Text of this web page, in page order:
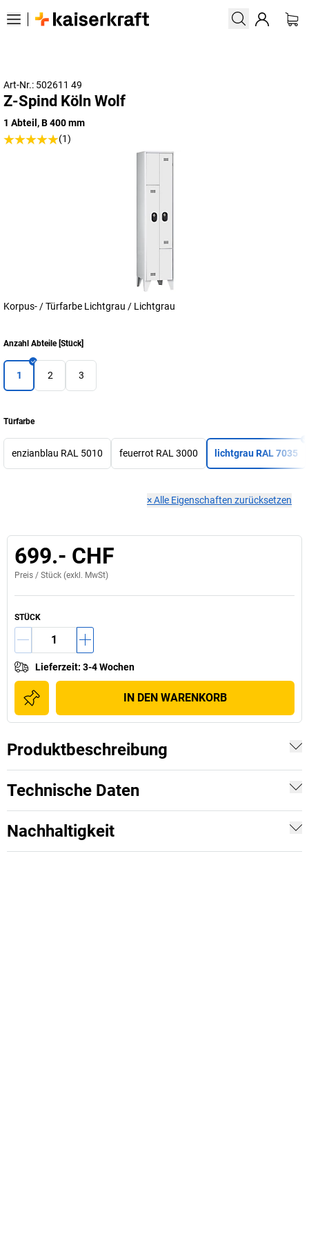
Art-Nr.: 502611 49
Z-Spind Köln Wolf
1 Abteil, B 400 mm
(1)
Korpus- / Türfarbe Lichtgrau / Lichtgrau
Anzahl Abteile[Stück]
1 2 3
Türfarbe
enzianblau RAL 5010 feuerrot RAL 3000 lichtgrau RAL 7035
×Alle Eigenschaften zurücksetzen
699.- CHF
Preis / Stück (exkl. MwSt)
STÜCK
Lieferzeit: 3-4 Wochen
IN DEN WARENKORB
Produktbeschreibung
Technische Daten
Nachhaltigkeit